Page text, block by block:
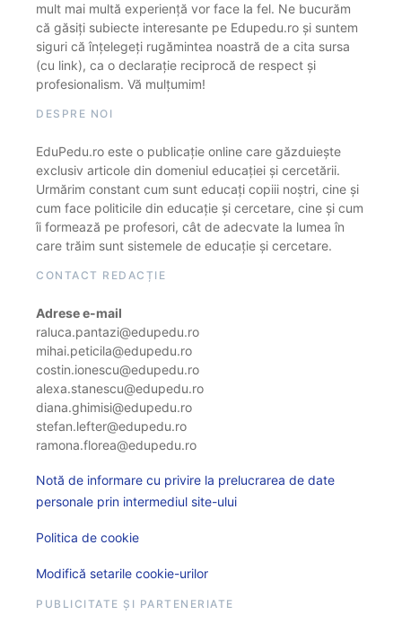
mult mai multă experiență vor face la fel. Ne bucurăm
că găsiți subiecte interesante pe Edupedu.ro și suntem
siguri că înțelegeți rugămintea noastră de a cita sursa
(cu link), ca o declarație reciprocă de respect și
profesionalism. Vă mulțumim!
DESPRE NOI
EduPedu.ro este o publicație online care găzduiește
exclusiv articole din domeniul educației și cercetării.
Urmărim constant cum sunt educați copiii noștri, cine și
cum face politicile din educație și cercetare, cine și cum
îi formează pe profesori, cât de adecvate la lumea în
care trăim sunt sistemele de educație și cercetare.
CONTACT REDACȚIE
Adrese e-mail
raluca.pantazi@edupedu.ro
mihai.peticila@edupedu.ro
costin.ionescu@edupedu.ro
alexa.stanescu@edupedu.ro
diana.ghimisi@edupedu.ro
stefan.lefter@edupedu.ro
ramona.florea@edupedu.ro
Notă de informare cu privire la prelucrarea de date
personale prin intermediul site-ului
Politica de cookie
Modifică setarile cookie-urilor
PUBLICITATE ȘI PARTENERIATE